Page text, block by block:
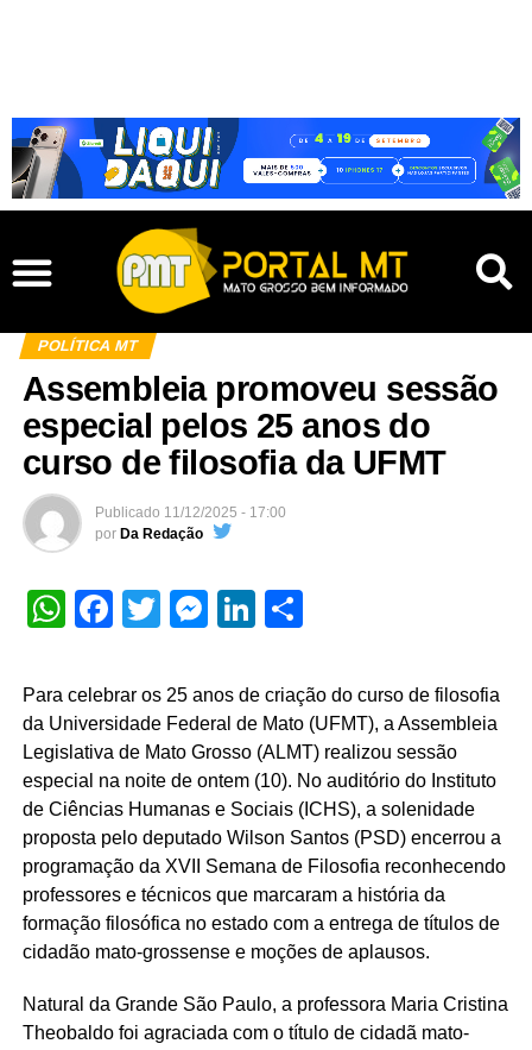
POLÍTICA MT
Assembleia promoveu sessão
especial pelos 25 anos do
curso de filosofia da UFMT
Publicado 11/12/2025 - 17:00
por Da Redação
WhatsApp
Facebook
TwitterMessenger
LinkedIn
Para celebrar os 25 anos de criação do curso de filosofia
da Universidade Federal de Mato (UFMT), a Assembleia
Legislativa de Mato Grosso (ALMT) realizou sessão
especial na noite de ontem (10). No auditório do Instituto
de Ciências Humanas e Sociais (ICHS), a solenidade
proposta pelo deputado Wilson Santos (PSD) encerrou a
programação da XVII Semana de Filosofia reconhecendo
professores e técnicos que marcaram a história da
formação filosófica no estado com a entrega de títulos de
cidadão mato-grossense e moções de aplausos.
Natural da Grande São Paulo, a professora Maria Cristina
Theobaldo foi agraciada com o título de cidadã mato-